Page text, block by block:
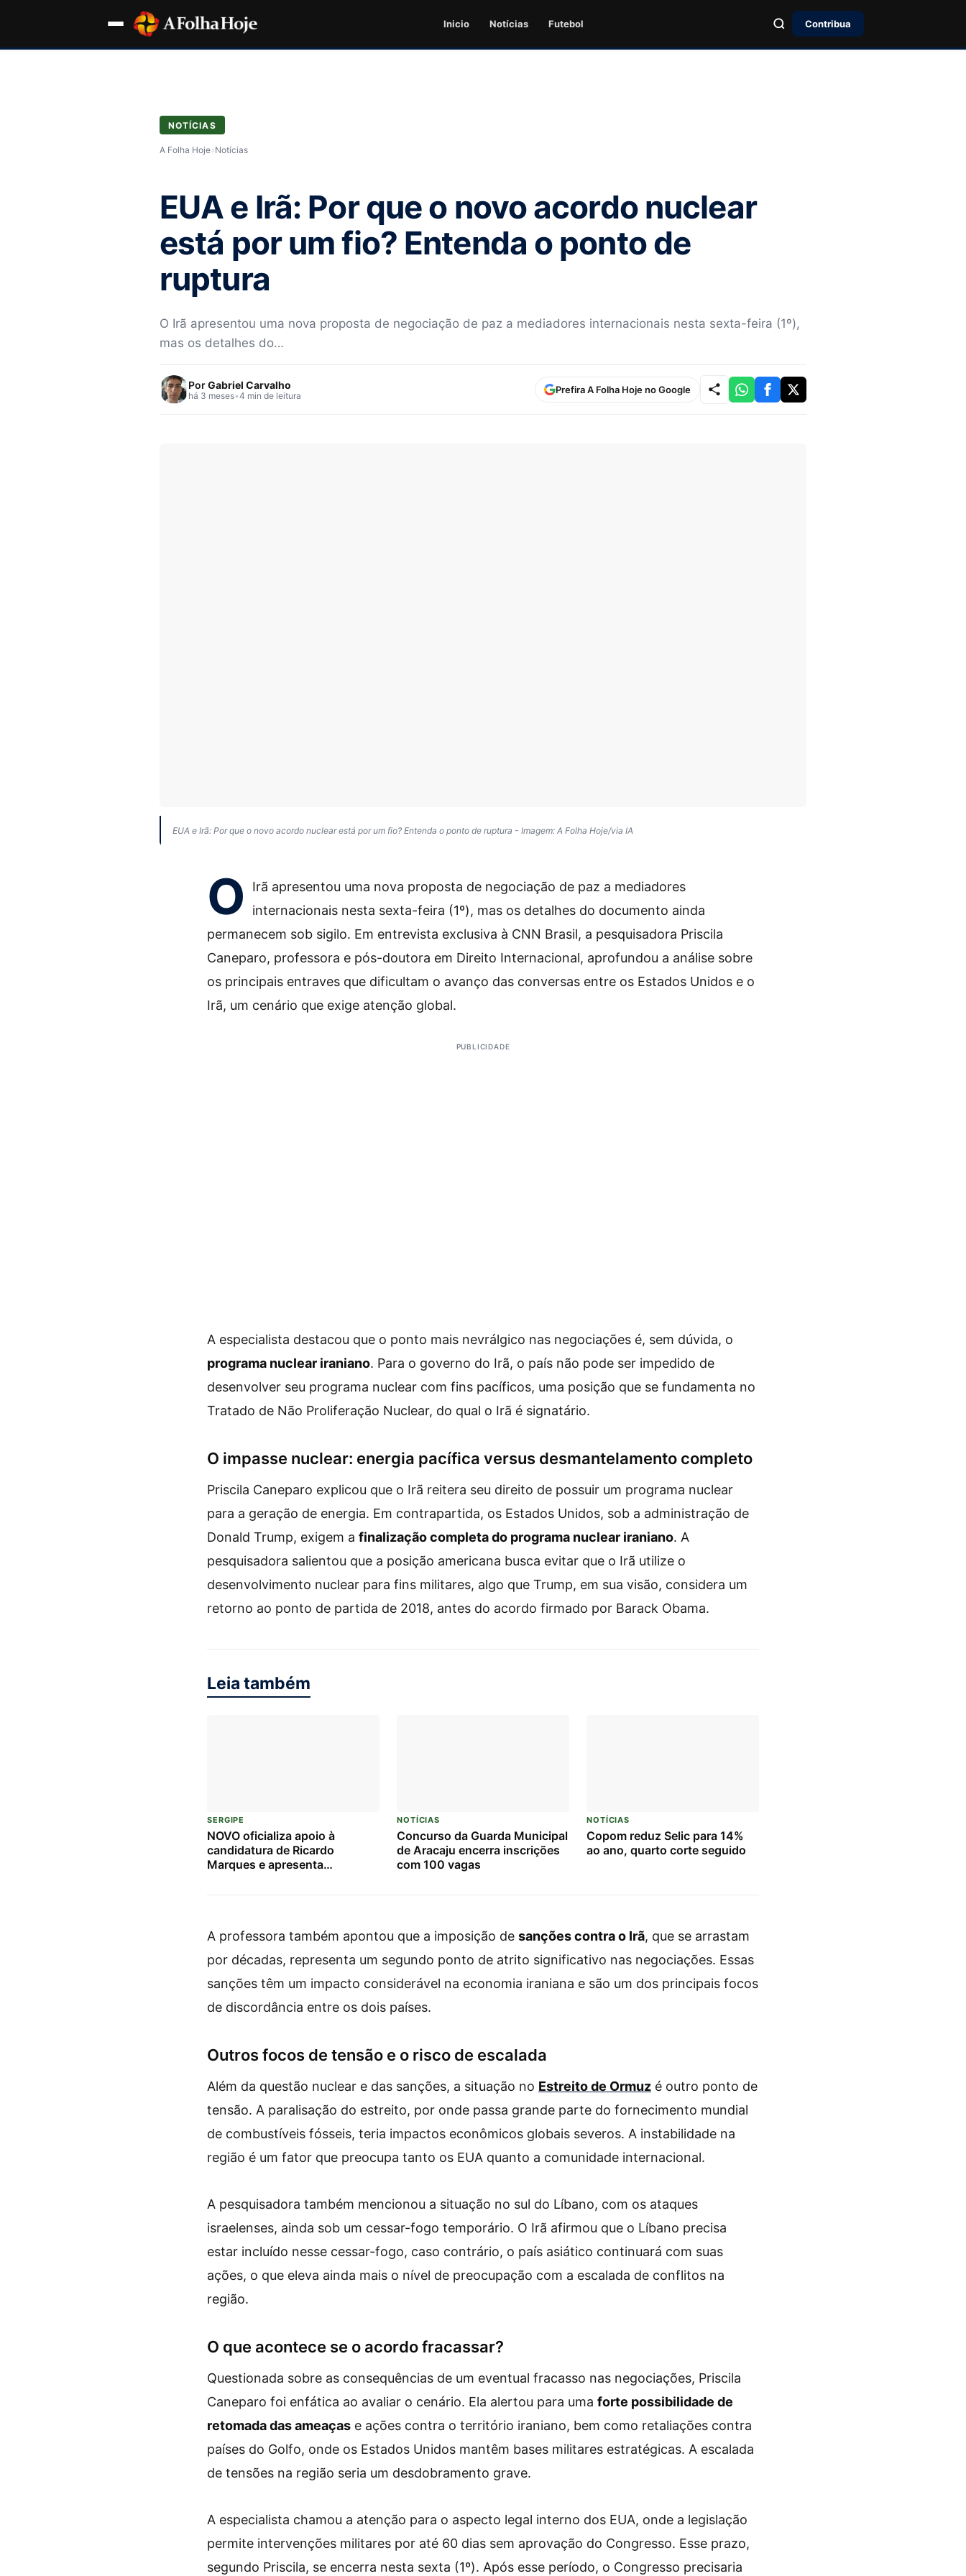
Inicio Notícias Futebol Contribua
NOTÍCIAS
A Folha Hoje› Notícias
EUA e Irã: Por que o novo acordo nuclear
está por um fio? Entenda o ponto de
ruptura
O Irã apresentou uma nova proposta de negociação de paz a mediadores internacionais nesta sexta-feira (1º),
mas os detalhes do…
PorGabriel Carvalho
há 3 meses•4 min de leitura
Prefira A Folha Hoje no Google
EUA e Irã: Por que o novo acordo nuclear está por um fio? Entenda o ponto de ruptura - Imagem: A Folha Hoje/via IA
O
Irã apresentou uma nova proposta de negociação de paz a mediadores
internacionais nesta sexta-feira (1º), mas os detalhes do documento ainda
permanecem sob sigilo. Em entrevista exclusiva à CNN Brasil, a pesquisadora Priscila
Caneparo, professora e pós-doutora em Direito Internacional, aprofundou a análise sobre
os principais entraves que dificultam o avanço das conversas entre os Estados Unidos e o
Irã, um cenário que exige atenção global.
PUBLICIDADE
A especialista destacou que o ponto mais nevrálgico nas negociações é, sem dúvida, o
programa nuclear iraniano. Para o governo do Irã, o país não pode ser impedido de
desenvolver seu programa nuclear com fins pacíficos, uma posição que se fundamenta no
Tratado de Não Proliferação Nuclear, do qual o Irã é signatário.
O impasse nuclear: energia pacífica versus desmantelamento completo
Priscila Caneparo explicou que o Irã reitera seu direito de possuir um programa nuclear
para a geração de energia. Em contrapartida, os Estados Unidos, sob a administração de
Donald Trump, exigem a finalização completa do programa nuclear iraniano. A
pesquisadora salientou que a posição americana busca evitar que o Irã utilize o
desenvolvimento nuclear para fins militares, algo que Trump, em sua visão, considera um
retorno ao ponto de partida de 2018, antes do acordo firmado por Barack Obama.
Leia também
SERGIPE
NOVO oficializa apoio à
candidatura de Ricardo
Marques e apresenta
NOTÍCIAS
Concurso da Guarda Municipal
de Aracaju encerra inscrições
com 100 vagas
NOTÍCIAS
Copom reduz Selic para 14%
ao ano, quarto corte seguido
A professora também apontou que a imposição de sanções contra o Irã, que se arrastam
por décadas, representa um segundo ponto de atrito significativo nas negociações. Essas
sanções têm um impacto considerável na economia iraniana e são um dos principais focos
de discordância entre os dois países.
Outros focos de tensão e o risco de escalada
Além da questão nuclear e das sanções, a situação no Estreito de Ormuz é outro ponto de
tensão. A paralisação do estreito, por onde passa grande parte do fornecimento mundial
de combustíveis fósseis, teria impactos econômicos globais severos. A instabilidade na
região é um fator que preocupa tanto os EUA quanto a comunidade internacional.
A pesquisadora também mencionou a situação no sul do Líbano, com os ataques
israelenses, ainda sob um cessar-fogo temporário. O Irã afirmou que o Líbano precisa
estar incluído nesse cessar-fogo, caso contrário, o país asiático continuará com suas
ações, o que eleva ainda mais o nível de preocupação com a escalada de conflitos na
região.
O que acontece se o acordo fracassar?
Questionada sobre as consequências de um eventual fracasso nas negociações, Priscila
Caneparo foi enfática ao avaliar o cenário. Ela alertou para uma forte possibilidade de
retomada das ameaças e ações contra o território iraniano, bem como retaliações contra
países do Golfo, onde os Estados Unidos mantêm bases militares estratégicas. A escalada
de tensões na região seria um desdobramento grave.
A especialista chamou a atenção para o aspecto legal interno dos EUA, onde a legislação
permite intervenções militares por até 60 dias sem aprovação do Congresso. Esse prazo,
segundo Priscila, se encerra nesta sexta (1º). Após esse período, o Congresso precisaria